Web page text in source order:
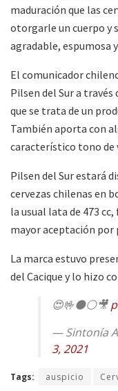
maduración que las
otorgarle un cuerpo y
agradable, espumosa
El comunicador
Pilsen del Sur a
que se trata de un
También aporta con
característico tono de
Pilsen del Sur estará
cervezas chilenas en
la usual lata de 473
mayor aceptación por
La marca estuvo
del Cacique y lo hizo
😍🤟⚫⚪🎥
— Sintonía
3, 2021
Tags: auspicio